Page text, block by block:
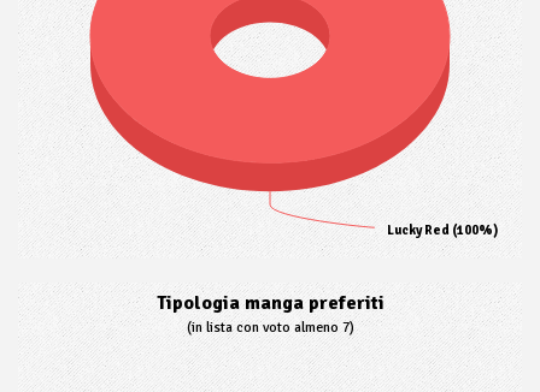
Lucky Red (100%)
Tipologia manga preferiti
(in lista con voto almeno 7)